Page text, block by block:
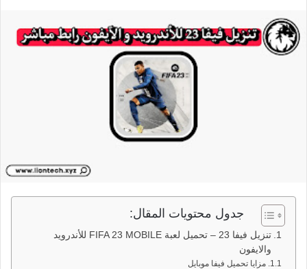
جدول محتويات المقال:
تنزيل فيفا 23 – تحميل لعبة FIFA 23 MOBILE للأندرويد
والايفون
مزايا تحميل فيفا موبايل